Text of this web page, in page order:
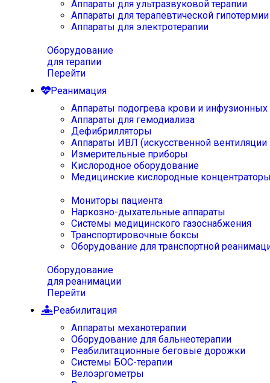
Аппараты для ультразвуковой терапии
Аппараты для терапевтической
Аппараты для электротерапии
Оборудование
для терапии
Перейти
Реанимация
Аппараты подогрева крови и инфузионных
Аппараты для гемодиализа
Дефибрилляторы
Аппараты ИВЛ (искусственной вентиляции
Измерительные приборы
Кислородное оборудование
Медицинские кислородные
Мониторы пациента
Наркозно-дыхательные аппараты
Системы медицинского газоснабжения
Транспортировочные боксы
Оборудование для транспортной
Оборудование
для реанимации
Перейти
Реабилитация
Аппараты механотерапии
Оборудование для бальнеотерапии
Реабилитационные беговые дорожки
Системы БОС-терапии
Велоэргометры